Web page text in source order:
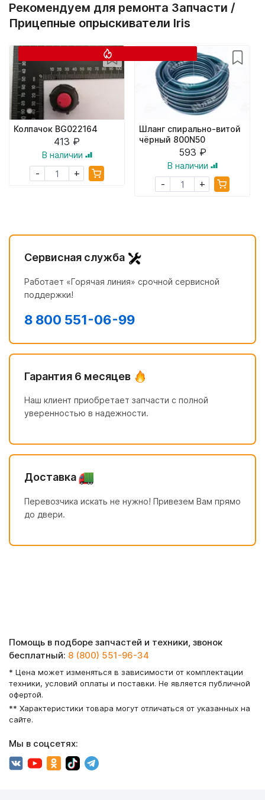
Рекомендуем для ремонта Запчасти /
Прицепные опрыскиватели Iris
Колпачок BG022164
413 ₽
В наличии
- +
Шланг спирально-витой
чёрный 800N50
593 ₽
В наличии
- +
Сервисная служба
Работает «Горячая линия» срочной сервисной
поддержки!
8 800 551-06-99
Гарантия 6 месяцев
Наш клиент приобретает запчасти с полной
уверенностью в надежности.
Доставка
Перевозчика искать не нужно! Привезем Вам прямо
до двери.
Помощь в подборе запчастей и техники, звонок
бесплатный: 8 (800) 551-96-34
* Цена может изменяться в зависимости от комплектации
техники, условий оплаты и поставки. Не является публичной
офертой.
** Характеристики товара могут отличаться от указанных на
сайте.
Мы в соцсетях: